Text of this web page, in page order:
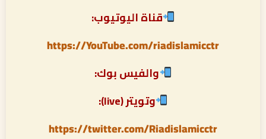
قناة اليوتيوب:
https://YouTube.com/riadislamicctr
والفيس بوك:
وتويتر (live):
https://twitter.com/Riadislamicctr